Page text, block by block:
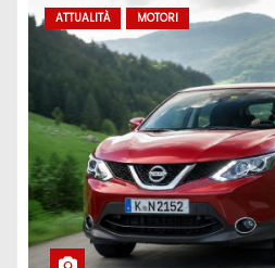
ATTUALITÀ MOTORI